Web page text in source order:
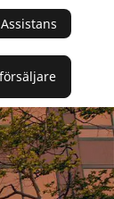
Assistans